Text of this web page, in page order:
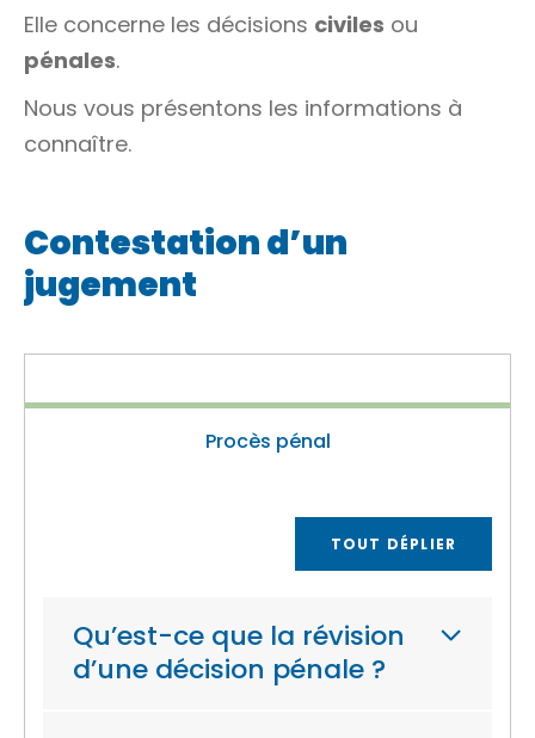
Elle concerne les décisions civiles ou
pénales.
Nous vous présentons les informations à
connaître.
Contestation d’un
jugement
Procès pénal
TOUT DÉPLIER
Qu’est-ce que la révision
d’une décision pénale ?